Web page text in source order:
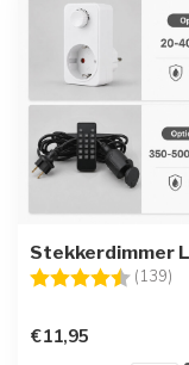
Stekkerdimmer
Beoordeling: (139)
€11,95